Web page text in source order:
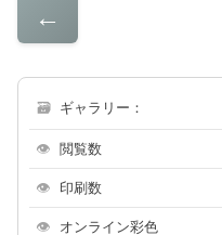
←
🗃 ギャラリー：
👁 閲覧数
👁 印刷数
👁 オンライン彩色